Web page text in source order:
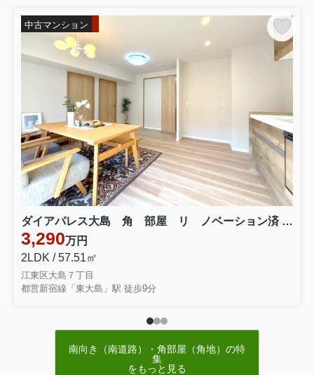
中古マンション
ダイアパレス大島 角 部屋 リ ノベーション済 ２F
3,290万円
2LDK / 57.51㎡
江東区大島７丁目
都営新宿線「東大島」駅 徒歩9分
南向き（南道路）・角部屋（角地）の特
集
をもっと見る